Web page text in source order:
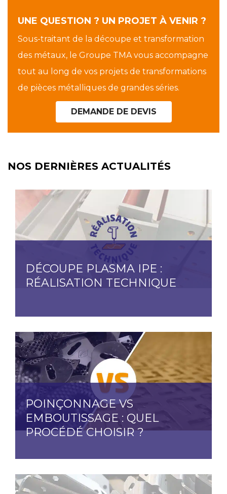
UNE QUESTION ? UN PROJET À VENIR ?
Sous-traitant de la découpe et transformation
des métaux, le Groupe TMA vous accompagne
tout au long de vos projets de transformations
de pièces métalliques de grandes séries.
DEMANDE DE DEVIS
NOS DERNIÈRES ACTUALITÉS
DÉCOUPE PLASMA IPE :
RÉALISATION TECHNIQUE
POINÇONNAGE VS
EMBOUTISSAGE : QUEL
PROCÉDÉ CHOISIR ?